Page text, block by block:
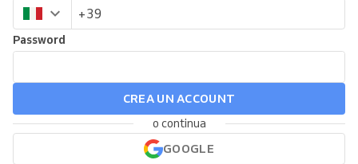
Password
CREA UN ACCOUNT
o continua
GOOGLE